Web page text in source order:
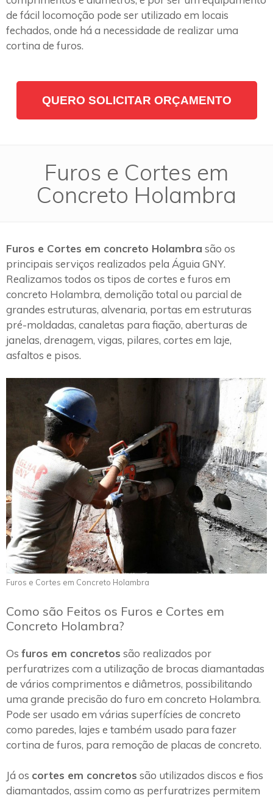
de fácil locomoção pode ser utilizado em locais
fechados, onde há a necessidade de realizar uma
cortina de furos.
QUERO SOLICITAR ORÇAMENTO
Furos e Cortes em
Concreto Holambra
Furos e Cortes em concreto Holambra são os
principais serviços realizados pela Águia GNY.
Realizamos todos os tipos de cortes e furos em
concreto Holambra, demolição total ou parcial de
grandes estruturas, alvenaria, portas em estruturas
pré-moldadas, canaletas para fiação, aberturas de
janelas, drenagem, vigas, pilares, cortes em laje,
asfaltos e pisos.
Furos e Cortes em Concreto Holambra
Como são Feitos os Furos e Cortes em
Concreto Holambra?
Os furos em concretos são realizados por
perfuratrizes com a utilização de brocas diamantadas
de vários comprimentos e diâmetros, possibilitando
uma grande precisão do furo em concreto Holambra.
Pode ser usado em várias superfícies de concreto
como paredes, lajes e também usado para fazer
cortina de furos, para remoção de placas de concreto.
Já os cortes em concretos são utilizados discos e fios
diamantados, assim como as perfuratrizes permitem